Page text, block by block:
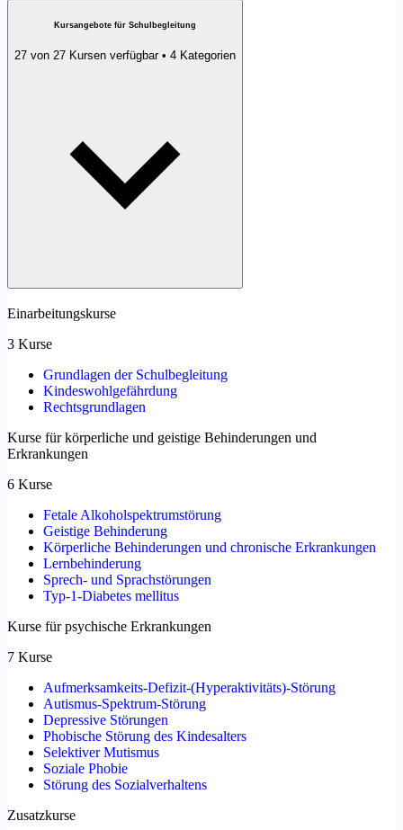
Kursangebote für Schulbegleitung
27 von 27 Kursen verfügbar • 4 Kategorien
Einarbeitungskurse
3 Kurse
Grundlagen der Schulbegleitung
Kindeswohlgefährdung
Rechtsgrundlagen
Kurse für körperliche und geistige Behinderungen und
Erkrankungen
6 Kurse
Fetale Alkoholspektrumstörung
Geistige Behinderung
Körperliche Behinderungen und chronische Erkrankungen
Lernbehinderung
Sprech- und Sprachstörungen
Typ-1-Diabetes mellitus
Kurse für psychische Erkrankungen
7 Kurse
Aufmerksamkeits-Defizit-(Hyperaktivitäts)-Störung
Autismus-Spektrum-Störung
Depressive Störungen
Phobische Störung des Kindesalters
Selektiver Mutismus
Soziale Phobie
Störung des Sozialverhaltens
Zusatzkurse